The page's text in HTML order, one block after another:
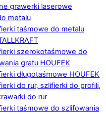
grawerki laserowe
metalu
taśmowe do metalu
szerokotaśmowe do
gratu HOUFEK
długotaśmowe HOUFEK
do rur, szlifierki do profili,
do rur
taśmowe do szlifowania